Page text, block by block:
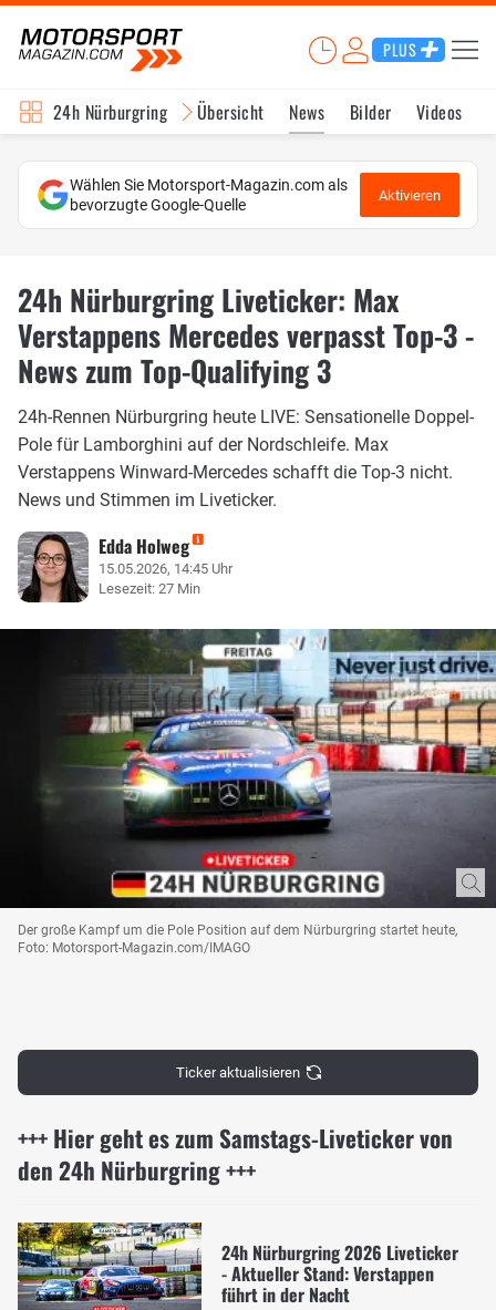
PLUS
24h Nürburgring Übersicht News Bilder Videos
Wählen Sie Motorsport-Magazin.com als
bevorzugte Google-Quelle
Aktivieren
24h Nürburgring Liveticker: Max
Verstappens Mercedes verpasst Top-3 -
News zum Top-Qualifying 3
24h-Rennen Nürburgring heute LIVE: Sensationelle Doppel-
Pole für Lamborghini auf der Nordschleife. Max
Verstappens Winward-Mercedes schafft die Top-3 nicht.
News und Stimmen im Liveticker.
Edda Holweg
15.05.2026, 14:45 Uhr
Lesezeit: 27 Min
Der große Kampf um die Pole Position auf dem Nürburgring startet heute,
Foto: Motorsport-Magazin.com/IMAGO
Ticker aktualisieren
+++ Hier geht es zum Samstags-Liveticker von
den 24h Nürburgring +++
24h Nürburgring 2026 Liveticker
- Aktueller Stand: Verstappen
führt in der Nacht